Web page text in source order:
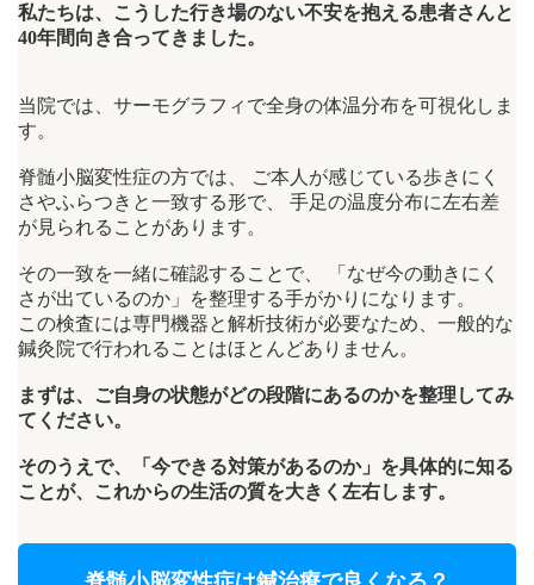
私たちは、こうした行き場のない不安を抱える患者さんと
40年間向き合ってきました。
当院では、サーモグラフィで全身の体温分布を可視化しま
す。
脊髄小脳変性症の方では、 ご本人が感じている歩きにく
さやふらつきと一致する形で、 手足の温度分布に左右差
が見られることがあります。
その一致を一緒に確認することで、 「なぜ今の動きにく
さが出ているのか」を整理する手がかりになります。
この検査には専門機器と解析技術が必要なため、一般的な
鍼灸院で行われることはほとんどありません。
まずは、ご自身の状態がどの段階にあるのかを整理してみ
てください。
そのうえで、「今できる対策があるのか」を具体的に知る
ことが、これからの生活の質を大きく左右します。